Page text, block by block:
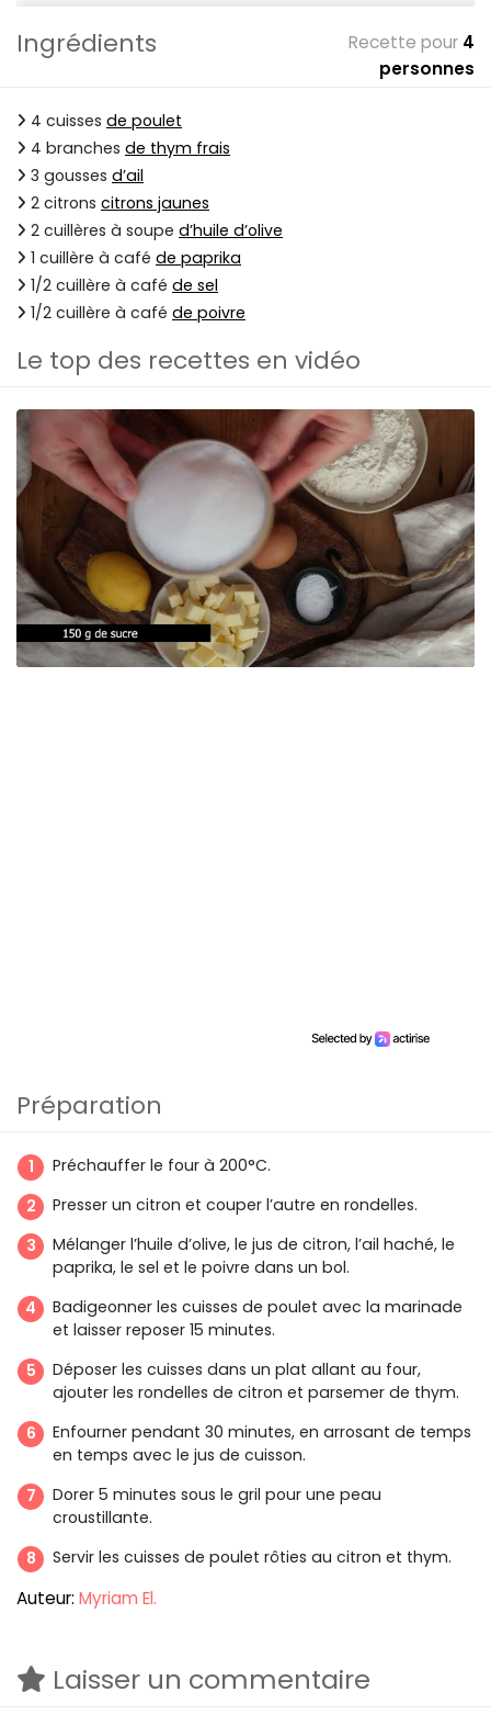
Ingrédients Recette pour 4
personnes
4 cuisses de poulet
4 branches de thym frais
3 gousses d’ail
2 citrons citrons jaunes
2 cuillères à soupe d’huile d’olive
1 cuillère à café de paprika
1/2 cuillère à café de sel
1/2 cuillère à café de poivre
Le top des recettes en vidéo
Préparation
Préchauffer le four à 200°C.
Presser un citron et couper l’autre en rondelles.
Mélanger l’huile d’olive, le jus de citron, l’ail haché, le
paprika, le sel et le poivre dans un bol.
Badigeonner les cuisses de poulet avec la marinade
et laisser reposer 15 minutes.
Déposer les cuisses dans un plat allant au four,
ajouter les rondelles de citron et parsemer de thym.
Enfourner pendant 30 minutes, en arrosant de temps
en temps avec le jus de cuisson.
Dorer 5 minutes sous le gril pour une peau
croustillante.
Servir les cuisses de poulet rôties au citron et thym.
Auteur: Myriam El.
Laisser un commentaire